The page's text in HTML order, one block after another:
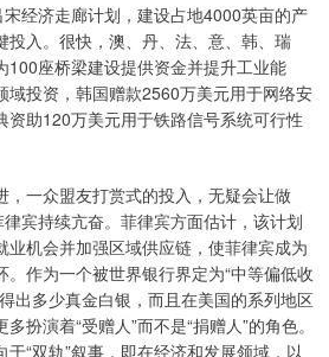
经济走廊计划，建设占地4000英亩的产
投入。很快，澳、丹、法、意、韩、瑞
100座桥梁建设提供资金并提升工业能
域投资，韩国赠款2560万美元用于网络安
资助120万美元用于铁路信号系统可行性
，一众盟友打赏式的投入，无疑会让做
宾持续亢奋。菲律宾方面估计，该计划
业机会并加强区域供应链，使菲律宾成为
作为一个被世界银行界定为“中等偏低收
出多少真金白银，而且在美国的系列地区
扮演着“受赠人”而不是“捐赠人”的角色。
“双轨”叙事，即在经济和发展领域，以